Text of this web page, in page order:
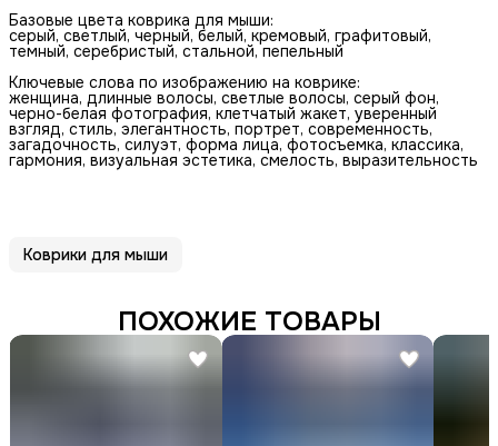
Базовые цвета коврика для мыши:
серый, светлый, черный, белый, кремовый, графитовый,
темный, серебристый, стальной, пепельный
Ключевые слова по изображению на коврике:
женщина, длинные волосы, светлые волосы, серый фон,
черно-белая фотография, клетчатый жакет, уверенный
взгляд, стиль, элегантность, портрет, современность,
загадочность, силуэт, форма лица, фотосъемка, классика,
гармония, визуальная эстетика, смелость, выразительность
Коврики для мыши
ПОХОЖИЕ ТОВАРЫ